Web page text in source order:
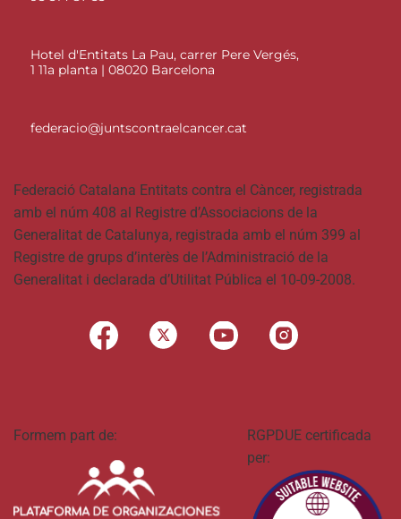
Hotel d'Entitats La Pau, carrer Pere Vergés,
1 11a planta | 08020 Barcelona
federacio@juntscontraelcancer.cat
Federació Catalana Entitats contra el Càncer, registrada
amb el núm 408 al Registre d’Associacions de la
Generalitat de Catalunya, registrada amb el núm 399 al
Registre de grups d’interès de l’Administració de la
Generalitat i declarada d’Utilitat Pública el 10-09-2008.
Formem part de:
RGPDUE certificada
per: